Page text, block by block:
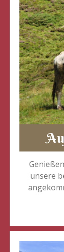
unsere